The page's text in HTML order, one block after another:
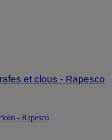
et clous - Rapesco
- Rapesco